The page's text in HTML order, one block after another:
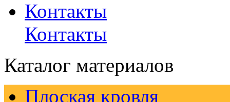
Контакты
Каталог материалов
Плоская кровля